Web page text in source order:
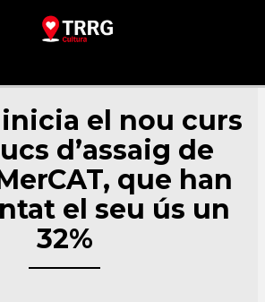
el nou curs
d’assaig de
que han
el seu ús un
32%